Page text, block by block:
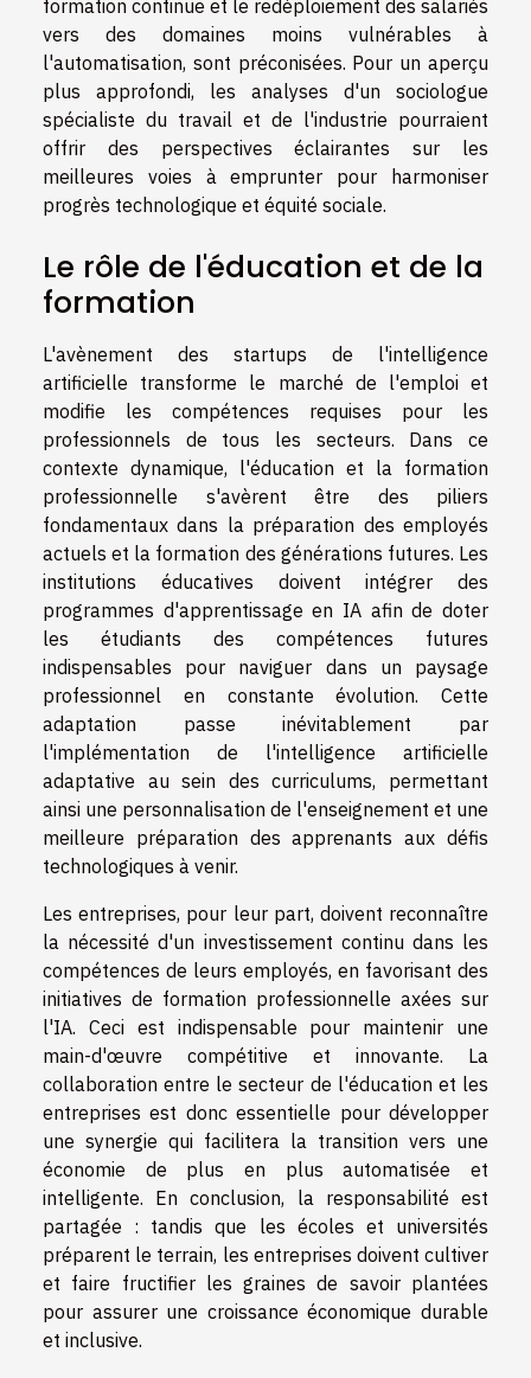
formation continue et le redéploiement des salariés
vers des domaines moins vulnérables à
l'automatisation, sont préconisées. Pour un aperçu
plus approfondi, les analyses d'un sociologue
spécialiste du travail et de l'industrie pourraient
offrir des perspectives éclairantes sur les
meilleures voies à emprunter pour harmoniser
progrès technologique et équité sociale.
Le rôle de l'éducation et de la
formation
L'avènement des startups de l'intelligence
artificielle transforme le marché de l'emploi et
modifie les compétences requises pour les
professionnels de tous les secteurs. Dans ce
contexte dynamique, l'éducation et la formation
professionnelle s'avèrent être des piliers
fondamentaux dans la préparation des employés
actuels et la formation des générations futures. Les
institutions éducatives doivent intégrer des
programmes d'apprentissage en IA afin de doter
les étudiants des compétences futures
indispensables pour naviguer dans un paysage
professionnel en constante évolution. Cette
adaptation passe inévitablement par
l'implémentation de l'intelligence artificielle
adaptative au sein des curriculums, permettant
ainsi une personnalisation de l'enseignement et une
meilleure préparation des apprenants aux défis
technologiques à venir.
Les entreprises, pour leur part, doivent reconnaître
la nécessité d'un investissement continu dans les
compétences de leurs employés, en favorisant des
initiatives de formation professionnelle axées sur
l'IA. Ceci est indispensable pour maintenir une
main-d'œuvre compétitive et innovante. La
collaboration entre le secteur de l'éducation et les
entreprises est donc essentielle pour développer
une synergie qui facilitera la transition vers une
économie de plus en plus automatisée et
intelligente. En conclusion, la responsabilité est
partagée : tandis que les écoles et universités
préparent le terrain, les entreprises doivent cultiver
et faire fructifier les graines de savoir plantées
pour assurer une croissance économique durable
et inclusive.